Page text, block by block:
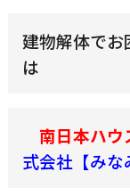
建物解体でお
南日本ハウ
式会社【みな